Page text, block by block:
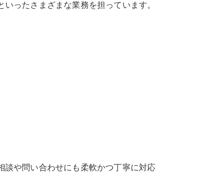
ったさまざまな業務を担っています。
や問い合わせにも柔軟かつ丁寧に対応